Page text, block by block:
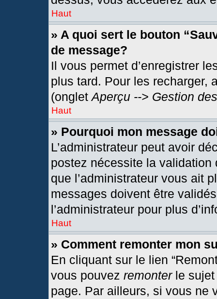
Haut
» A quoi sert le bouton
de message?
Il vous permet d’enregistrer
plus tard. Pour les recharger,
(ongletAperçu --> Gestion
Haut
» Pourquoi mon message
L’administrateur peut avoir
postez nécessite la
que l’administrateur vous ait
messages doivent être
l’administrateur pour plus
Haut
» Comment remonter mon
En cliquant sur le lien
vous pouvez remonterle sujet
page. Par ailleurs, si vous ne